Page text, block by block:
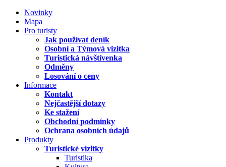
Novinky
Mapa
Pro turisty
Jak používat deník
Osobní a Týmová vizitka
Turistická návštívenka
Odměny
Losování o ceny
Informace
Kontakt
Nejčastější dotazy
Ke stažení
Obchodní podmínky
Ochrana osobních údajů
Produkty
Turistické vizitky
Turistika